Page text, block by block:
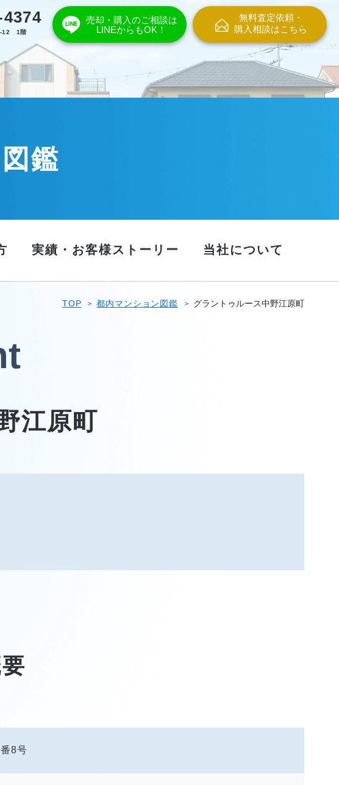
12 1階
売却・購入のご相談は
LINEからもOK！
無料査定依頼・
購入相談はこちら
鑑
実績・お客様ストーリー 当社について
TOP 都内マンション図鑑 グラントゥルース中野江原町
江原町
8号